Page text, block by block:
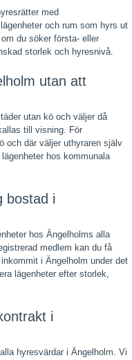
med
och rum som hyrs ut
du söker första- eller
storlek och hyresnivå.
utan att
utan kö och väljer då
till visning. För
och där väljer uthyraren själv
hos kommunala
bostad i
hos Ängelholms alla
medlem kan du få
i Ängelholm under det
lägenheter efter storlek,
i
hyresvärdar i Ängelholm. Vi